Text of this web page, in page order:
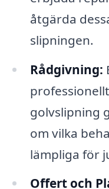
åtgärda
slipningen.
Rådgivning:
golvslipning
om vilka
lämpliga för
Offert och